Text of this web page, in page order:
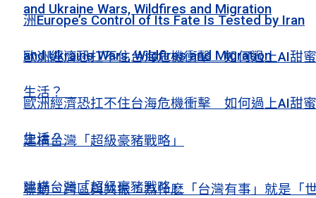
and Ukraine Wars, Wildfires and Migration
歐洲經濟恐扛不住台海危機衝擊 如何過上AI甜蜜
生活？
建構台灣「超級豪豬戰略」
聯動、跨區與共振：為什麽「台灣有事」就是「
洲Europe’s Control of Its Fate Is Tested by Iran
and Ukraine Wars, Wildfires and Migration
歐洲經濟恐扛不住台海危機衝擊 如何過上AI甜蜜
生活？
建構台灣「超級豪豬戰略」